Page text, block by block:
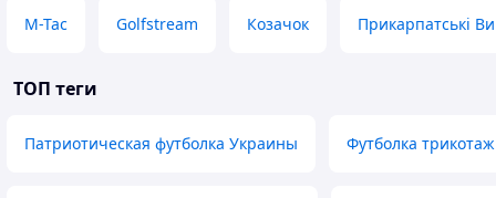
M-Tac Golfstream Козачок Прикарпатські
ТОП теги
Патриотическая футболка Украины Футболка